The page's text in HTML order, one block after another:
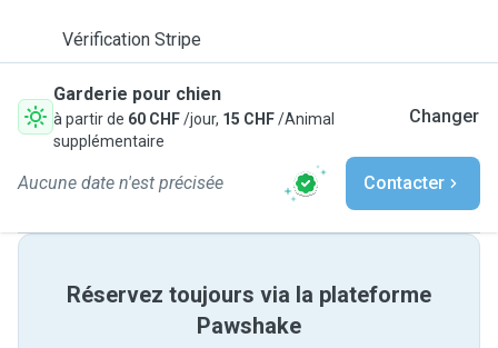
Vérification Stripe
Garderie pour chien
à partir de 60 CHF/jour, 15 CHF/Animal
supplémentaire
Changer
Aucune date n'est précisée Contacter
Réservez toujours via la plateforme
Pawshake